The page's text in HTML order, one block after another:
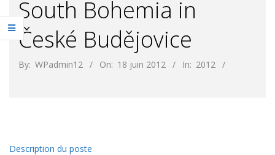
South Bohemia in
České Budějovice
By: WPadmin12 On: 18 juin 2012 In: 2012
Description du poste